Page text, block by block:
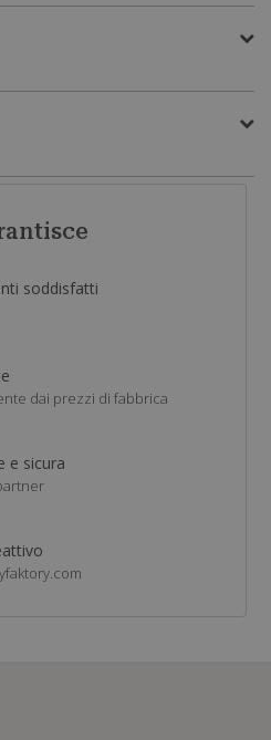
soddisfatti
dai prezzi di fabbrica
e sicura